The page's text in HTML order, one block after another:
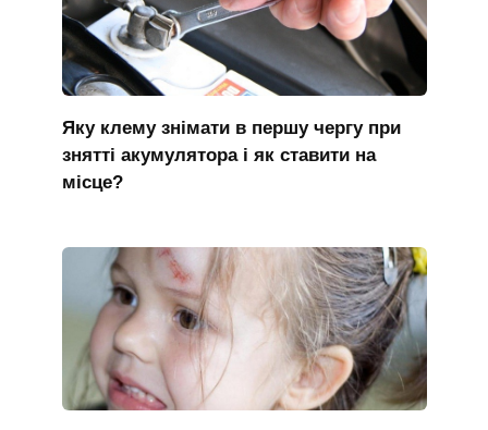
Яку клему знімати в першу чергу при
знятті акумулятора і як ставити на
місце?